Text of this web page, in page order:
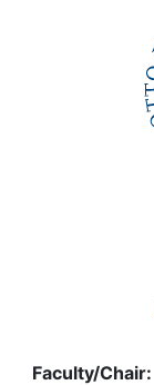
Faculty/Chair: